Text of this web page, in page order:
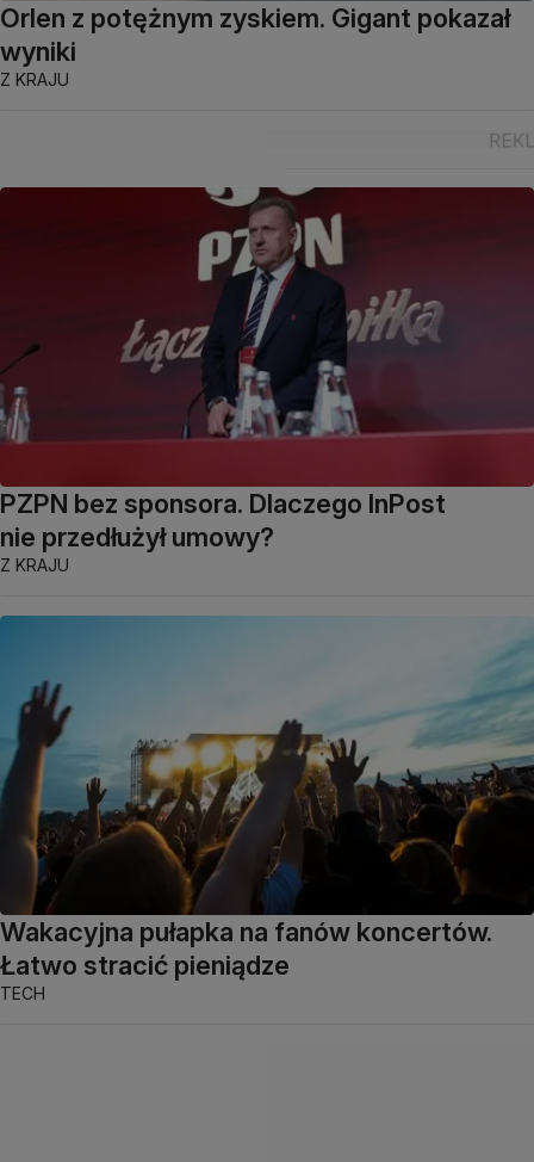
Orlen z potężnym zyskiem. Gigant pokazał
wyniki
Z KRAJU
PZPN bez sponsora. Dlaczego InPost
nie przedłużył umowy?
Z KRAJU
Wakacyjna pułapka na fanów koncertów.
Łatwo stracić pieniądze
TECH